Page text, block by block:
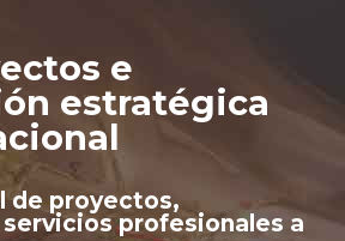
e
estratégica
de proyectos,
profesionales a